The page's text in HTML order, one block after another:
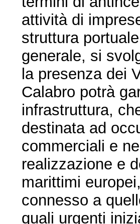
attività di
struttura
generale, si
la presenza dei
Calabro potrà
infrastruttura,
destinata ad
commerciali e
realizzazione e
marittimi
connesso a
quali urgenti